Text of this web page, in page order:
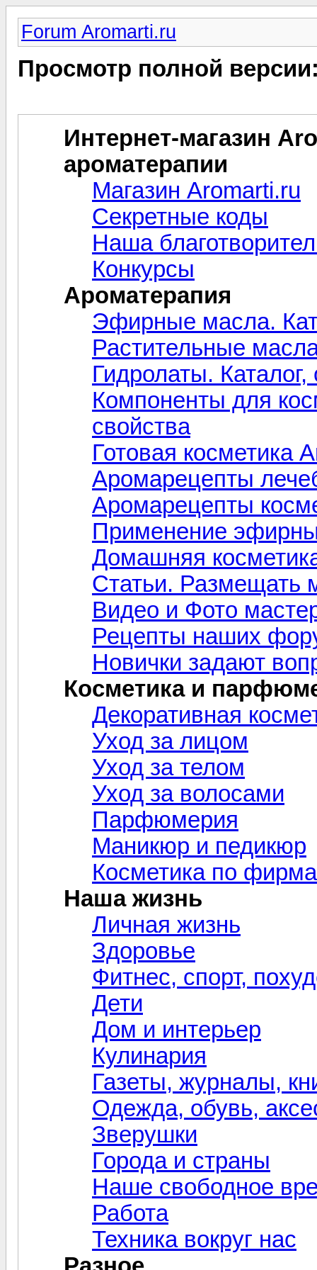
Forum Aromarti.ru
Просмотр полной
Интернет-магазин
ароматерапии
Магазин Aromarti.ru
Секретные коды
Наша
Конкурсы
Ароматерапия
Эфирные масла.
Растительные
Гидролаты.
Компоненты для
свойства
Готовая косметика
Аромарецепты
Аромарецепты
Применение
Домашняя
Статьи.
Видео и Фото
Рецепты наших
Новички задают
Косметика и
Декоративная
Уход за лицом
Уход за телом
Уход за волосами
Парфюмерия
Маникюр и педикюр
Косметика по
Наша жизнь
Личная жизнь
Здоровье
Фитнес, спорт,
Дети
Дом и интерьер
Кулинария
Газеты, журналы,
Одежда, обувь,
Зверушки
Города и страны
Наше свободное
Работа
Техника вокруг нас